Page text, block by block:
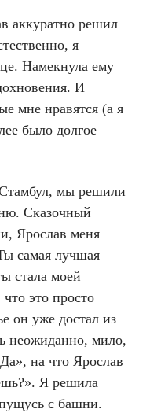
аккуратно решил
я
Намекнула ему
И
мне нравятся (а я
было долгое
мы решили
Сказочный
Ярослав меня
самая лучшая
стала моей
это просто
он уже достал из
неожиданно, мило,
на что Ярослав
Я решила
с башни.